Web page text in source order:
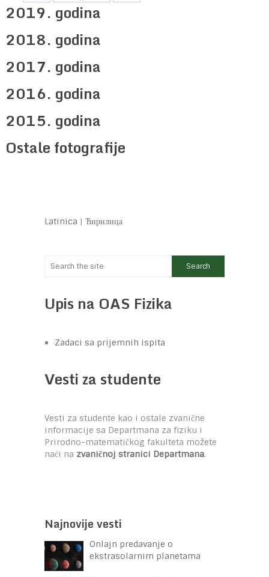
2019. godina
2018. godina
2017. godina
2016. godina
2015. godina
Ostale fotografije
Latinica | Ћирилица
Upis na OAS Fizika
Zadaci sa prijemnih ispita
Vesti za studente
Vesti za studente kao i ostale zvanične
informacije sa Departmana za fiziku i
Prirodno-matematičkog fakulteta možete
naći na zvaničnoj stranici Departmana.
Najnovije vesti
Onlajn predavanje o
ekstrasolarnim planetama